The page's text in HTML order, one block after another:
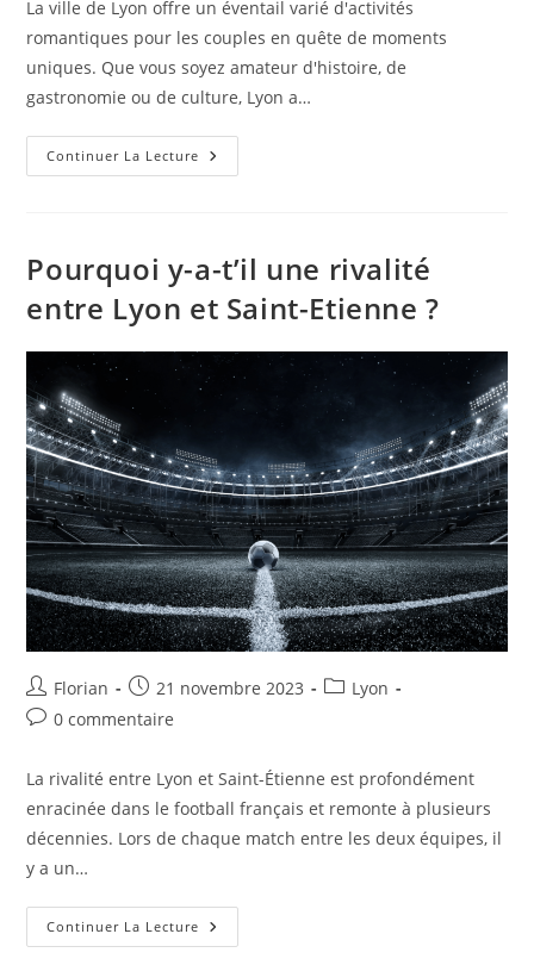
La ville de Lyon offre un éventail varié d'activités
romantiques pour les couples en quête de moments
uniques. Que vous soyez amateur d'histoire, de
gastronomie ou de culture, Lyon a…
Continuer La Lecture
Pourquoi y-a-t’il une rivalité
entre Lyon et Saint-Etienne ?
Florian 21 novembre 2023
Lyon
0 commentaire
La rivalité entre Lyon et Saint-Étienne est profondément
enracinée dans le football français et remonte à plusieurs
décennies. Lors de chaque match entre les deux équipes, il
y a un…
Continuer La Lecture